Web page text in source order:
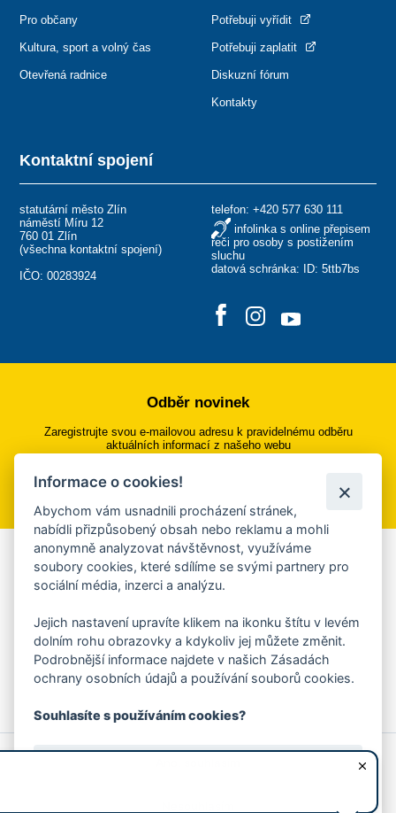
Kontaktní spojení
statutární město Zlín
náměstí Míru 12
760 01 Zlín
(všechna kontaktní spojení)
IČO: 00283924
telefon: +420 577 630 111
infolinka s online přepisem
řeči pro osoby s postižením
sluchu
datová schránka: ID: 5ttb7bs
Pro občany
Kultura, sport a volný čas
Otevřená radnice
Potřebuji vyřídit
Potřebuji zaplatit
Diskuzní fórum
Kontakty
Odběr novinek
Zaregistrujte svou e-mailovou adresu k pravidelnému odběru
aktuálních informací z našeho webu
Přihlásit se k odběru
Aplikace Mobilní rozhlas
Chcete dostávat do svého mobilu či mailu upozornění na
ankety, pozvánky na kulturní a sportovní akce?
Více informací o aplikaci
© 2026 Magistrát města Zlína
Prohlášení o používání cookies
Informace o cookies!
Abychom vám usnadnili procházení stránek,
nabídli přizpůsobený obsah nebo reklamu a mohli
anonymně analyzovat návštěvnost, využíváme
soubory cookies, které sdílíme se svými partnery pro
sociální média, inzerci a analýzu.
Jejich nastavení upravíte klikem na ikonku štítu v levém
dolním rohu obrazovky a kdykoliv jej můžete změnit.
Podrobnější informace najdete v našich Zásadách
ochrany osobních údajů a používání souborů cookies.
Souhlasíte s používáním cookies?